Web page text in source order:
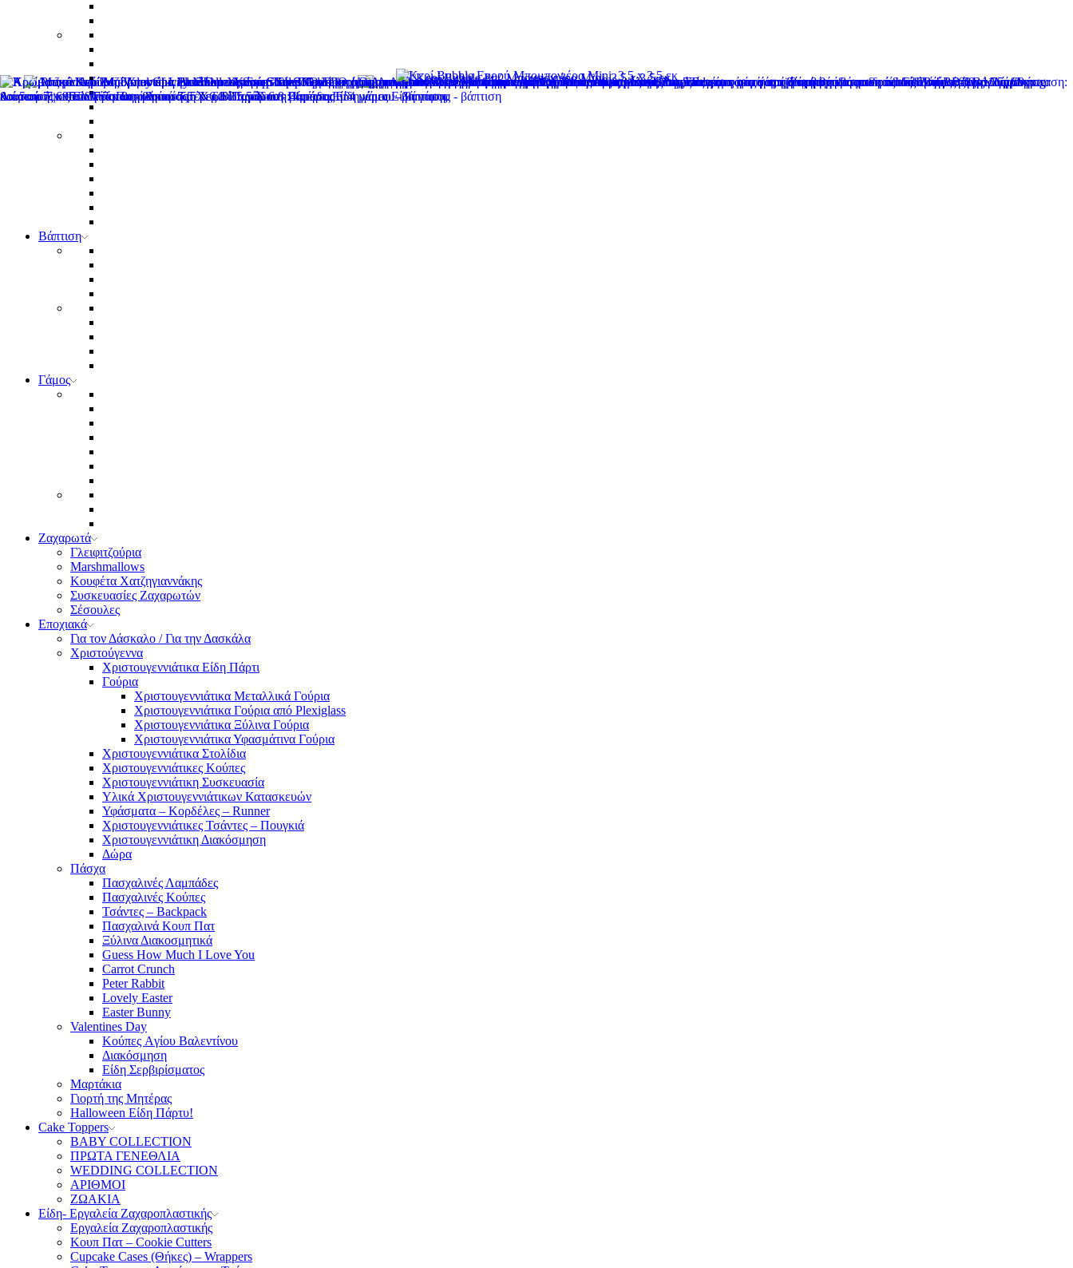
Βάπτιση
Γάμος
Ζαχαρωτά
Γλειφιτζούρια
Marshmallows
Κουφέτα Χατζηγιαννάκης
Συσκευασίες Ζαχαρωτών
Σέσουλες
Εποχιακά
Για τον Δάσκαλο / Για την Δασκάλα
Χριστούγεννα
Χριστουγεννιάτικα Είδη Πάρτι
Γούρια
Χριστουγεννιάτικα Μεταλλικά Γούρια
Χριστουγεννιάτικα Γούρια από Plexiglass
Χριστουγεννιάτικα Ξύλινα Γούρια
Χριστουγεννιάτικα Υφασμάτινα Γούρια
Χριστουγεννιάτικα Στολίδια
Χριστουγεννιάτικες Κούπες
Χριστουγεννιάτικη Συσκευασία
Υλικά Χριστουγεννιάτικων Κατασκευών
Υφάσματα – Κορδέλες – Runner
Χριστουγεννιάτικες Τσάντες – Πουγκιά
Χριστουγεννιάτικη Διακόσμηση
Δώρα
Πάσχα
Πασχαλινές Λαμπάδες
Πασχαλινές Κούπες
Τσάντες – Backpack
Πασχαλινά Κουπ Πατ
Ξύλινα Διακοσμητικά
Guess How Much I Love You
Carrot Crunch
Peter Rabbit
Lovely Easter
Easter Bunny
Valentines Day
Κούπες Aγίου Βαλεντίνου
Διακόσμηση
Είδη Σερβιρίσματος
Μαρτάκια
Γιορτή της Μητέρας
Halloween Είδη Πάρτυ!
Cake Toppers
BABY COLLECTION
ΠΡΩΤΑ ΓΕΝΕΘΛΙΑ
WEDDING COLLECTION
ΑΡΙΘΜΟΙ
ΖΩΑΚΙΑ
Είδη- Εργαλεία Ζαχαροπλαστικής
Εργαλεία Ζαχαροπλαστικής
Κουπ Πατ – Cookie Cutters
Cupcake Cases (Θήκες) – Wrappers